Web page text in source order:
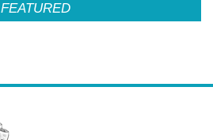
FEATURED